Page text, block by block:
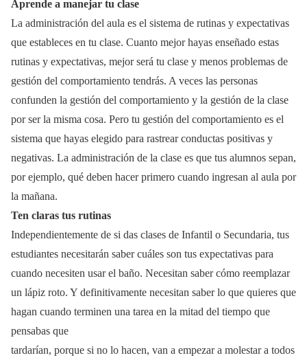
Aprende a manejar tu clase
La administración del aula es el sistema de rutinas y expectativas
que estableces en tu clase. Cuanto mejor hayas enseñado estas
rutinas y expectativas, mejor será tu clase y menos problemas de
gestión del comportamiento tendrás. A veces las personas
confunden la gestión del comportamiento y la gestión de la clase
por ser la misma cosa. Pero tu gestión del comportamiento es el
sistema que hayas elegido para rastrear conductas positivas y
negativas. La administración de la clase es que tus alumnos sepan,
por ejemplo, qué deben hacer primero cuando ingresan al aula por
la mañana.
Ten claras tus rutinas
Independientemente de si das clases de Infantil o Secundaria, tus
estudiantes necesitarán saber cuáles son tus expectativas para
cuando necesiten usar el baño. Necesitan saber cómo reemplazar
un lápiz roto. Y definitivamente necesitan saber lo que quieres que
hagan cuando terminen una tarea en la mitad del tiempo que
pensabas que
tardarían, porque si no lo hacen, van a empezar a molestar a todos